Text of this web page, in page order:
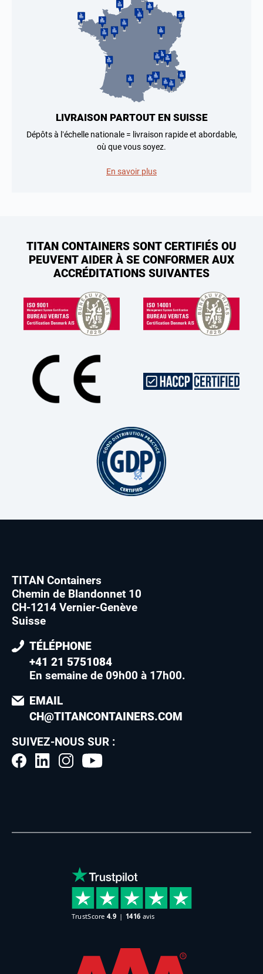
LIVRAISON PARTOUT EN SUISSE
Dépôts à l’échelle nationale = livraison rapide et abordable,
où que vous soyez.
En savoir plus
TITAN CONTAINERS SONT CERTIFIÉS OU
PEUVENT AIDER À SE CONFORMER AUX
ACCRÉDITATIONS SUIVANTES
TITAN Containers
Chemin de Blandonnet 10
CH-1214 Vernier-Genève
Suisse
TÉLÉPHONE
+41 21 5751084
En semaine de 09h00 à 17h00.
EMAIL
CH@TITANCONTAINERS.COM
SUIVEZ-NOUS SUR :